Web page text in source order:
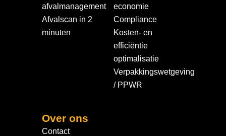
afvalmanagement
Afvalscan in 2
minuten
economie
Compliance
Kosten- en
efficiëntie
optimalisatie
Verpakkingswetgeving
/ PPWR
Over ons
Contact